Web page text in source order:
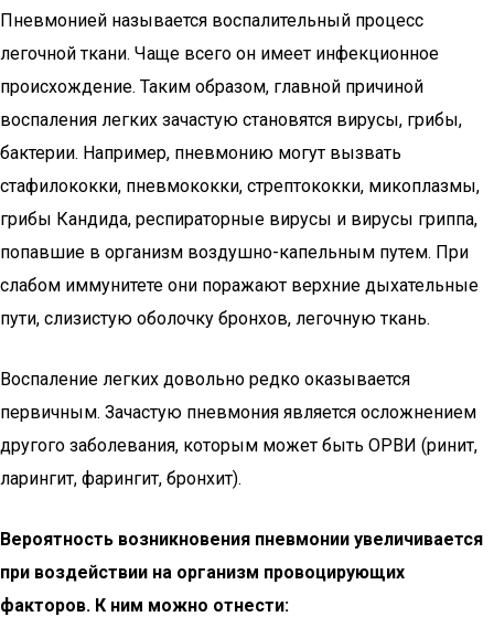
Пневмонией называется воспалительный процесс
легочной ткани. Чаще всего он имеет инфекционное
происхождение. Таким образом, главной причиной
воспаления легких зачастую становятся вирусы, грибы,
бактерии. Например, пневмонию могут вызвать
стафилококки, пневмококки, стрептококки, микоплазмы,
грибы Кандида, респираторные вирусы и вирусы гриппа,
попавшие в организм воздушно-капельным путем. При
слабом иммунитете они поражают верхние дыхательные
пути, слизистую оболочку бронхов, легочную ткань.
Воспаление легких довольно редко оказывается
первичным. Зачастую пневмония является осложнением
другого заболевания, которым может быть ОРВИ (ринит,
ларингит, фарингит, бронхит).
Вероятность возникновения пневмонии увеличивается
при воздействии на организм провоцирующих
факторов. К ним можно отнести: